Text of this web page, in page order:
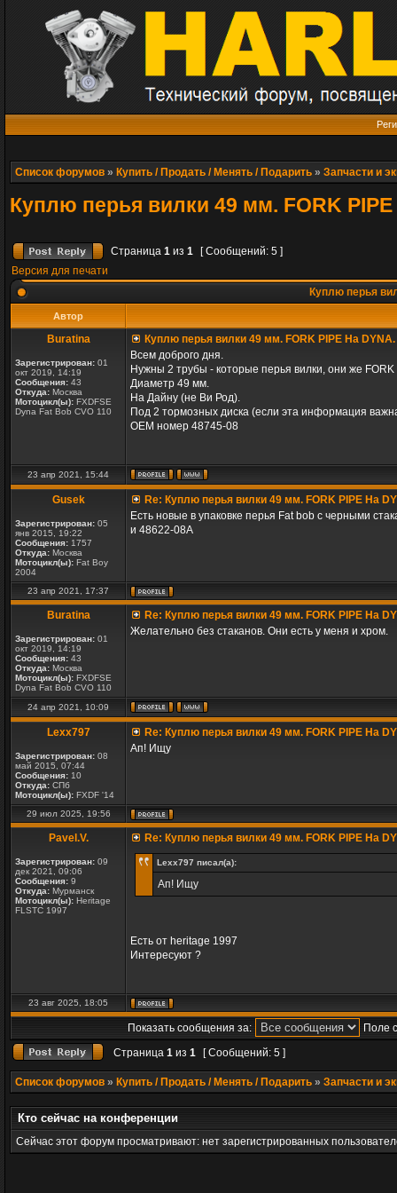
Список форумов » Купить / Продать / Менять / Подарить » Запчасти и
Куплю перья вилки 49 мм. FORK
Страница 1 из 1
[ Сообщений: 5 ]
Версия для печати
Куплю перья
Автор
Buratina
Зарегистрирован: 01
окт 2019, 14:19
Сообщения: 43
Откуда: Москва
Мотоцикл(ы): FXDFSE
Dyna Fat Bob CVO 110
Куплю перья вилки 49 мм. FORK PIPE На DYNA.
Всем доброго дня.
Нужны 2 трубы - которые перья вилки, они же FORK
Диаметр 49 мм.
На Дайну (не Ви Род).
Под 2 тормозных диска (если эта информация
OEM номер 48745-08
23 апр 2021, 15:44
Gusek
Зарегистрирован: 05
янв 2015, 19:22
Сообщения: 1757
Откуда: Москва
Мотоцикл(ы): Fat Boy
2004
Re: Куплю перья вилки 49 мм. FORK PIPE На
Есть новые в упаковке перья Fat bob с черными
и 48622-08A
23 апр 2021, 17:37
Buratina
Зарегистрирован: 01
окт 2019, 14:19
Сообщения: 43
Откуда: Москва
Мотоцикл(ы): FXDFSE
Dyna Fat Bob CVO 110
Re: Куплю перья вилки 49 мм. FORK PIPE На
Желательно без стаканов. Они есть у меня и хром.
24 апр 2021, 10:09
Lexx797
Зарегистрирован: 08
май 2015, 07:44
Сообщения: 10
Откуда: СПб
Мотоцикл(ы): FXDF '14
Re: Куплю перья вилки 49 мм. FORK PIPE На
Ап! Ищу
29 июл 2025, 19:56
Pavel.V.
Зарегистрирован: 09
дек 2021, 09:06
Сообщения: 9
Откуда: Мурманск
Мотоцикл(ы): Heritage
FLSTC 1997
Re: Куплю перья вилки 49 мм. FORK PIPE На
Lexx797 писал(а):
Ап! Ищу
Есть от heritage 1997
Интересуют ?
23 авг 2025, 18:05
Показать сообщения за:
Поле
Страница 1 из 1 [ Сообщений: 5 ]
Список форумов » Купить / Продать / Менять / Подарить » Запчасти и
Кто сейчас на конференции
Сейчас этот форум просматривают: нет зарегистрированных